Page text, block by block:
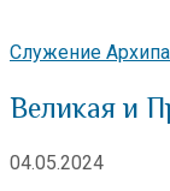
Служение
Великая и
04.05.2024